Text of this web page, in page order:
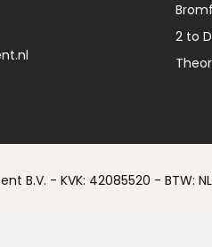
2 to
B.V. - KVK: 42085520 - BTW: